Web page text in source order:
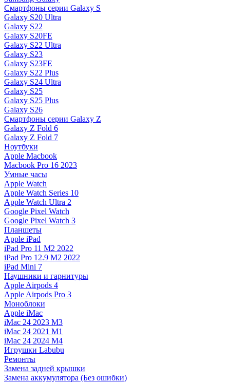
Смартфоны серии Galaxy S
Galaxy S20 Ultra
Galaxy S22
Galaxy S20FE
Galaxy S22 Ultra
Galaxy S23
Galaxy S23FE
Galaxy S22 Plus
Galaxy S24 Ultra
Galaxy S25
Galaxy S25 Plus
Galaxy S26
Смартфоны серии Galaxy Z
Galaxy Z Fold 6
Galaxy Z Fold 7
Ноутбуки
Apple Macbook
Macbook Pro 16 2023
Умные часы
Apple Watch
Apple Watch Series 10
Apple Watch Ultra 2
Google Pixel Watch
Google Pixel Watch 3
Планшеты
Apple iPad
iPad Pro 11 M2 2022
iPad Pro 12.9 M2 2022
iPad Mini 7
Наушники и гарнитуры
Apple Airpods 4
Apple Airpods Pro 3
Моноблоки
Apple iMac
iMac 24 2023 M3
iMac 24 2021 M1
iMac 24 2024 M4
Игрушки Labubu
Ремонты
Замена задней крышки
Замена аккумулятора (Без ошибки)